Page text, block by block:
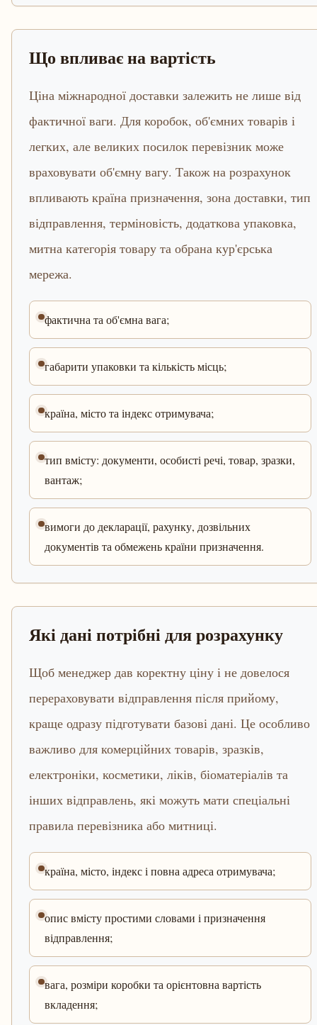
Що впливає на вартість
Ціна міжнародної доставки залежить не лише від
фактичної ваги. Для коробок, об'ємних товарів і
легких, але великих посилок перевізник може
враховувати об'ємну вагу. Також на розрахунок
впливають країна призначення, зона доставки, тип
відправлення, терміновість, додаткова упаковка,
митна категорія товару та обрана кур'єрська
мережа.
фактична та об'ємна вага;
габарити упаковки та кількість місць;
країна, місто та індекс отримувача;
тип вмісту: документи, особисті речі, товар, зразки,
вантаж;
вимоги до декларації, рахунку, дозвільних
документів та обмежень країни призначення.
Які дані потрібні для розрахунку
Щоб менеджер дав коректну ціну і не довелося
перераховувати відправлення після прийому,
краще одразу підготувати базові дані. Це особливо
важливо для комерційних товарів, зразків,
електроніки, косметики, ліків, біоматеріалів та
інших відправлень, які можуть мати спеціальні
правила перевізника або митниці.
країна, місто, індекс і повна адреса отримувача;
опис вмісту простими словами і призначення
відправлення;
вага, розміри коробки та орієнтовна вартість
вкладення;